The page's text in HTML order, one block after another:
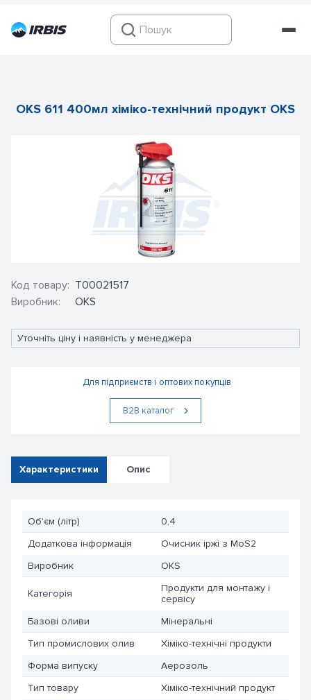
OKS 611 400мл хіміко-технічний продукт OKS
Код товару:
Виробник:
Т00021517
OKS
Уточніть ціну і наявність у менеджера
Для підприємств і оптових покупців
В2В каталог
Характеристики Опис
Об'єм (літр)
0,4
Додаткова інформація
Очисник іржі з MoS2
Виробник
OKS
Категорія
Продукти для монтажу і
сервісу
Базові оливи
Мінеральні
Тип промислових олив
Хіміко-технічні продукти
Форма випуску
Аерозоль
Тип товару
Хіміко-технічний продукт